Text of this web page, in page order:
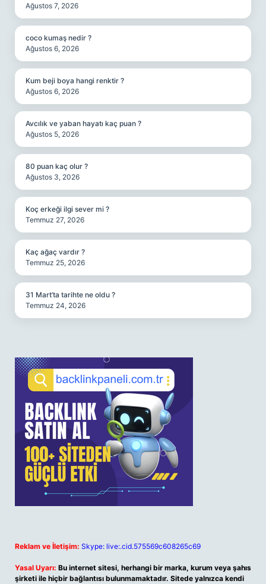
Ağustos 7, 2026
coco kumaş nedir ?
Ağustos 6, 2026
Kum beji boya hangi renktir ?
Ağustos 6, 2026
Avcılık ve yaban hayatı kaç puan ?
Ağustos 5, 2026
80 puan kaç olur ?
Ağustos 3, 2026
Koç erkeği ilgi sever mi ?
Temmuz 27, 2026
Kaç ağaç vardır ?
Temmuz 25, 2026
31 Mart’ta tarihte ne oldu ?
Temmuz 24, 2026
Reklam ve İletişim: Skype: live:.cid.575569c608265c69
Yasal Uyarı: Bu internet sitesi, herhangi bir marka, kurum veya şahıs
şirketi ile hiçbir bağlantısı bulunmamaktadır. Sitede yalnızca kendi